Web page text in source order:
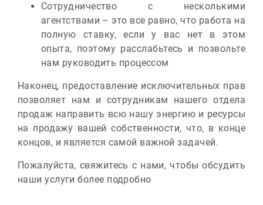
Сотрудничество с несколькими
агентствами – это все равно, что работа на
полную ставку, если у вас нет в этом
опыта, поэтому расслабьтесь и позвольте
нам руководить процессом
Наконец, предоставление исключительных прав
позволяет нам и сотрудникам нашего отдела
продаж направить всю нашу энергию и ресурсы
на продажу вашей собственности, что, в конце
концов, и является самой важной задачей.
Пожалуйста, свяжитесь с нами, чтобы обсудить
наши услуги более подробно